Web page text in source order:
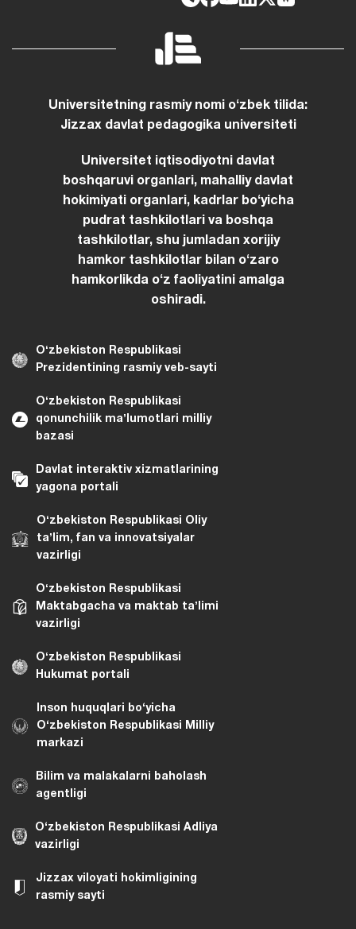
Universitetning rasmiy nomi oʻzbek tilida:
Jizzax davlat pedagogika universiteti
Universitet iqtisodiyotni davlat
boshqaruvi organlari, mahalliy davlat
hokimiyati organlari, kadrlar boʻyicha
pudrat tashkilotlari va boshqa
tashkilotlar, shu jumladan xorijiy
hamkor tashkilotlar bilan oʻzaro
hamkorlikda oʻz faoliyatini amalga
oshiradi.
Oʻzbekiston Respublikasi
Prezidentining rasmiy veb-sayti
Oʻzbekiston Respublikasi
qonunchilik maʼlumotlari milliy
bazasi
Davlat interaktiv xizmatlarining
yagona portali
Oʻzbekiston Respublikasi Oliy
taʼlim, fan va innovatsiyalar
vazirligi
Oʻzbekiston Respublikasi
Maktabgacha va maktab taʼlimi
vazirligi
Oʻzbekiston Respublikasi
Hukumat portali
Inson huquqlari bo‘yicha
O‘zbekiston Respublikasi Milliy
markazi
Bilim va malakalarni baholash
agentligi
O‘zbekiston Respublikasi Adliya
vazirligi
Jizzax viloyati hokimligining
rasmiy sayti